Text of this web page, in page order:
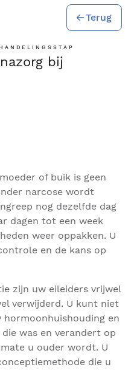
Terug
bij
of buik is geen
narcose wordt
nog dezelfde dag
dagen tot een week
weer oppakken. U
en de kans op
zijn uw eileiders vrijwel
verwijderd. U kunt niet
hormoonhuishouding en
was en verandert op
u ouder wordt. U
die u